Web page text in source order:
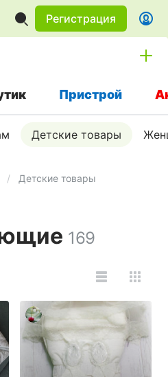
Регистрация
Пристрой
Детские товары
Детские товары
169